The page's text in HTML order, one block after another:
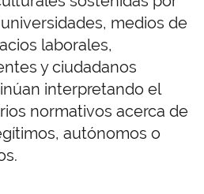
medios de
laborales,
y ciudadanos
interpretando el
normativos acerca de
autónomos o